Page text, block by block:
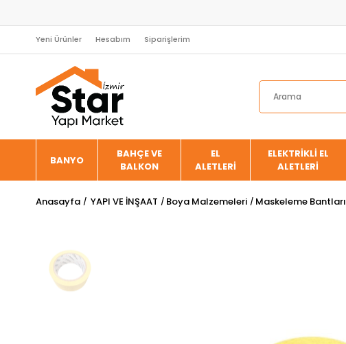
Yeni Ürünler Hesabım Siparişlerim
BANYO
BAHÇE VE
BALKON
EL
ALETLERİ
ELEKTRİKLİ EL
ALETLERİ
Anasayfa YAPI VE İNŞAAT Boya Malzemeleri Maskeleme Bantları